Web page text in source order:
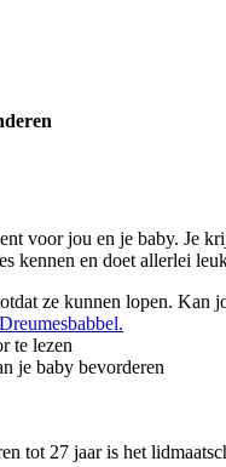
voor jou en je baby. Je
kennen en doet allerlei
ze kunnen lopen. Kan
Dreumesbabbel.
te lezen
je baby bevorderen
tot 27 jaar is het